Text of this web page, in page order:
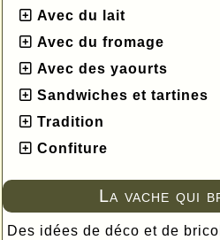
Avec du lait
Avec du fromage
Avec des yaourts
Sandwiches et tartines
Tradition
Confiture
La vache qui
Des idées de déco et de